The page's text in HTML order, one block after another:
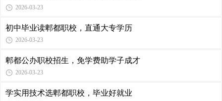
2026-03-23
初中毕业读郫都职校，直通大专学历
2026-03-23
郫都公办职校招生，免学费助学子成才
2026-03-23
学实用技术选郫都职校，毕业好就业